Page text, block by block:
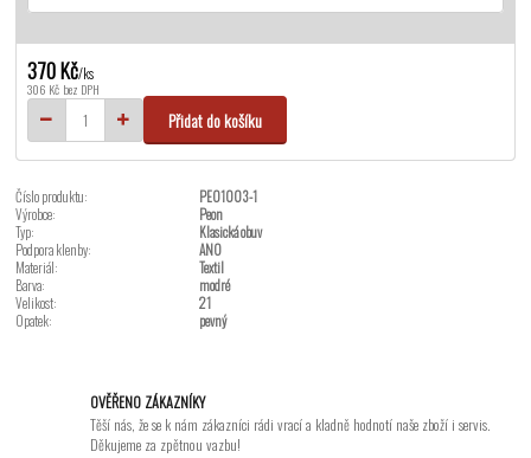
370 Kč/ks
306 Kč bez DPH
Přidat do košíku
Číslo produktu:
PEO1003-1
Výrobce:
Peon
Typ:
Klasická obuv
Podpora klenby:
ANO
Materiál:
Textil
Barva:
modré
Velikost:
21
Opatek:
pevný
OVĚŘENO ZÁKAZNÍKY
Těší nás, že se k nám zákazníci rádi vrací a kladně hodnotí naše zboží i servis.
Děkujeme za zpětnou vazbu!